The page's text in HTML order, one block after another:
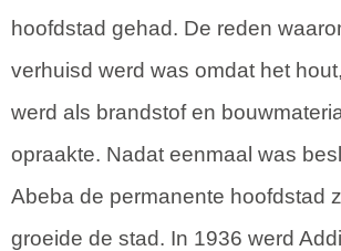
hoofdstad gehad. De reden
verhuisd werd was omdat het
werd als brandstof en
opraakte. Nadat eenmaal was
Abeba de permanente hoofdstad
groeide de stad. In 1936 werd